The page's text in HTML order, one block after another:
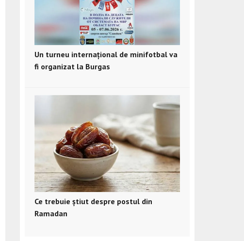
Un turneu internațional de minifotbal va
fi organizat la Burgas
Ce trebuie știut despre postul din
Ramadan